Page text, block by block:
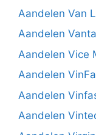
Aandelen Van
Aandelen
Aandelen Vice
Aandelen
Aandelen
Aandelen